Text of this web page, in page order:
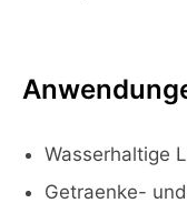
Wasserhaltige
Getraenke-